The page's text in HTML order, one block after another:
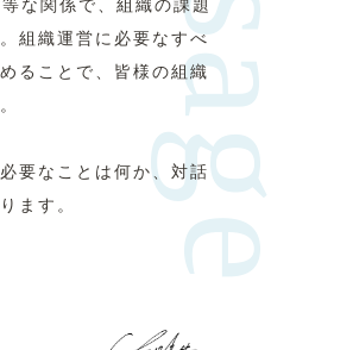
な関係で、組織の課題
組織運営に必要なすべ
ることで、皆様の組織
要なことは何か、対話
ます。